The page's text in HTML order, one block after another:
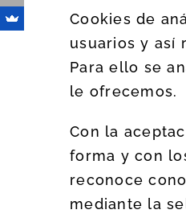
Cookies de
usuarios y así
Para ello se
le ofrecemos.
Con la
forma y con
reconoce
mediante la